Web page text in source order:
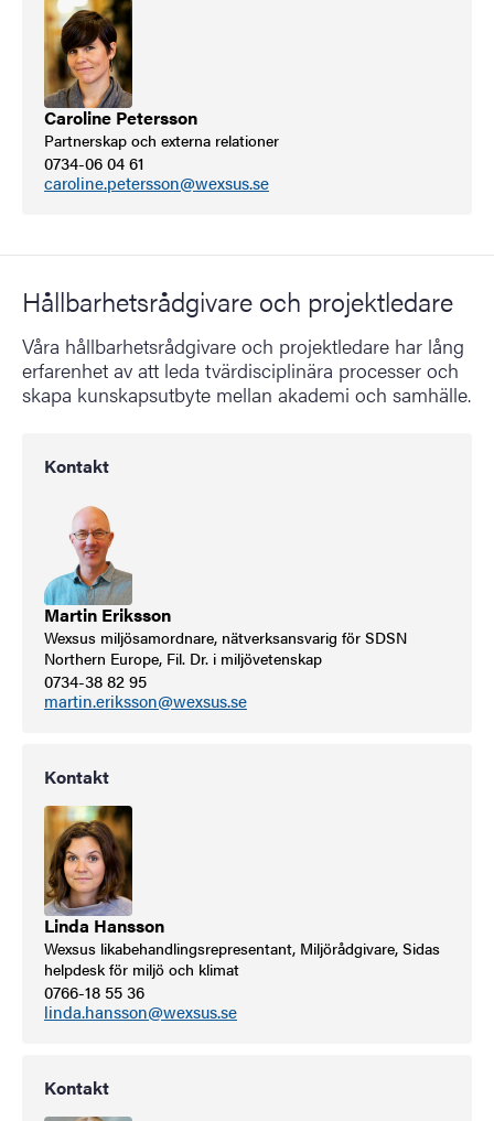
Caroline Petersson
Partnerskap och externa relationer
0734-06 04 61
caroline.petersson@wexsus.se
Hållbarhetsrådgivare och projektledare
Våra hållbarhetsrådgivare och projektledare har lång
erfarenhet av att leda tvärdisciplinära processer och
skapa kunskapsutbyte mellan akademi och samhälle.
Kontakt
Martin Eriksson
Wexsus miljösamordnare, nätverksansvarig för SDSN
Northern Europe, Fil. Dr. i miljövetenskap
0734-38 82 95
martin.eriksson@wexsus.se
Kontakt
Linda Hansson
Wexsus likabehandlingsrepresentant, Miljörådgivare, Sidas
helpdesk för miljö och klimat
0766-18 55 36
linda.hansson@wexsus.se
Kontakt